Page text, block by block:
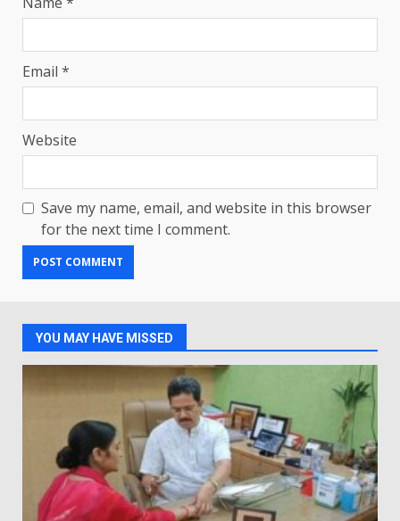
Email *
Website
Save my name, email, and website in this browser
for the next time I comment.
YOU MAY HAVE MISSED